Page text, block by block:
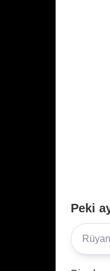
Peki